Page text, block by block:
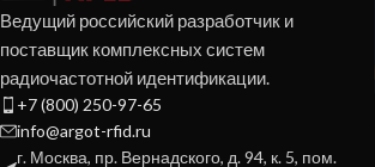
Ведущий российский разработчик и
поставщик комплексных систем
радиочастотной идентификации.
+7 (800) 250-97-65
info@argot-rfid.ru
г. Москва, пр. Вернадского, д. 94, к. 5, пом.